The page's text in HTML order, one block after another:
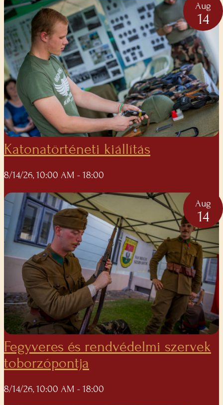
Aug
14
Katonatörténeti kiállítás
8/14/26, 10:00 AM - 18:00
Aug
14
Fegyveres és rendvédelmi szervek
toborzópontja
8/14/26, 10:00 AM - 18:00